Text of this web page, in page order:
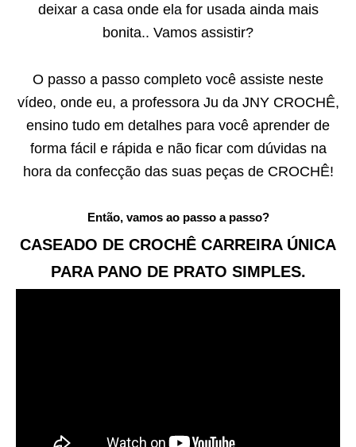
deixar a casa onde ela for usada ainda mais
bonita.. Vamos assistir?
O passo a passo completo você assiste neste
vídeo, onde eu, a professora Ju da JNY CROCHÊ,
ensino tudo em detalhes para você aprender de
forma fácil e rápida e não ficar com dúvidas na
hora da confecção das suas peças de CROCHÊ!
Então, vamos ao passo a passo?
CASEADO DE CROCHÊ CARREIRA ÚNICA
PARA PANO DE PRATO SIMPLES.